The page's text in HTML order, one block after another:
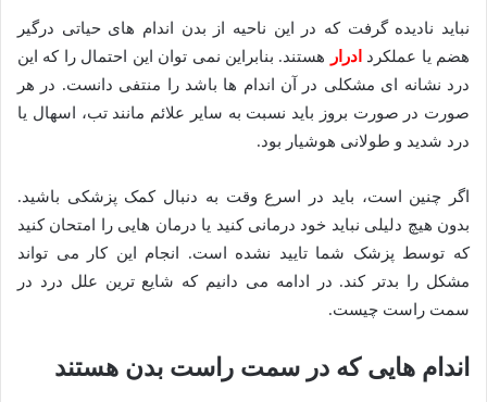
نباید نادیده گرفت که در این ناحیه از بدن اندام های حیاتی درگیر
هضم یا عملکرد ادرار
هستند. بنابراین نمی توان این احتمال را که این
درد نشانه ای مشکلی در آن اندام ها باشد را منتفی دانست. در هر
صورت در صورت بروز باید نسبت به سایر علائم مانند تب، اسهال یا
درد شدید و طولانی هوشیار بود.
اگر چنین است، باید در اسرع وقت به دنبال کمک پزشکی باشید.
بدون هیچ دلیلی نباید خود درمانی کنید یا درمان هایی را امتحان کنید
که توسط پزشک شما تایید نشده است. انجام این کار می تواند
مشکل را بدتر کند. در ادامه می دانیم که شایع ترین علل درد در
سمت راست چیست.
اندام هایی که در سمت راست بدن هستند